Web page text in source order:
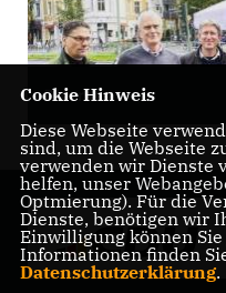
Diverses
Cookie Hinweis
Diese Webseite
sind, um die Webseite
verwenden wir Dienste
helfen, unser
Optmierung). Für die
Dienste, benötigen wir
Einwilligung können
Informationen finden
Datenschutzerklärung.